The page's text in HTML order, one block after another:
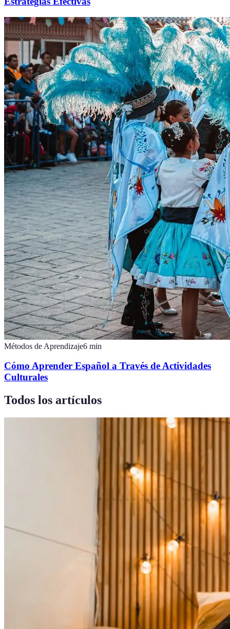
Métodos de Aprendizaje6 min
Cómo Aprender Español a Través de Actividades
Culturales
Todos los artículos